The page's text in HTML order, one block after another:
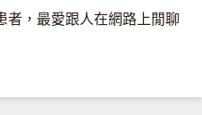
者，最愛跟人在網路上閒聊